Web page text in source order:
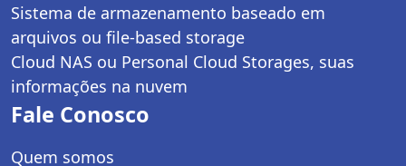
Sistema de armazenamento baseado em
arquivos ou file-based storage
Cloud NAS ou Personal Cloud Storages, suas
informações na nuvem
Fale Conosco
Quem somos